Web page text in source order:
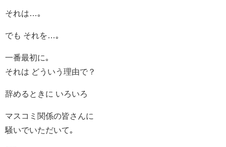
それは…｡
でも それを…｡
一番最初に｡
それは どういう理由で？
辞めるときに いろいろ
マスコミ関係の皆さんに
騒いでいただいて｡